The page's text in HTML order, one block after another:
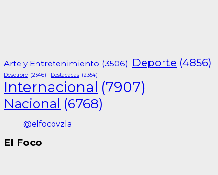
Arte y Entretenimiento (3506) Deporte (4856)
Descubre (2346) Destacadas (2354)
Internacional (7907)
Nacional (6768)
@elfocovzla
El Foco